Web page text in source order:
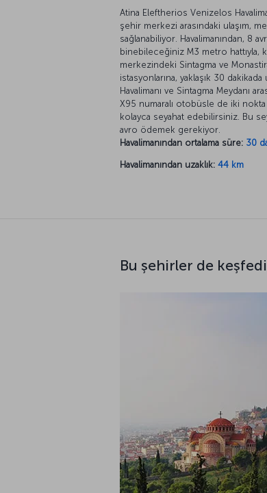
Atina Eleftherios Venizelos
şehir merkezi arasındaki ulaşım,
sağlanabiliyor. Havalimanından, 8
binebileceğiniz M3 metro hattıyla,
merkezindeki Sintagma ve
istasyonlarına, yaklaşık 30
Havalimanı ve Sintagma Meydanı
X95 numaralı otobüsle de iki nokta
kolayca seyahat edebilirsiniz. Bu
avro ödemek gerekiyor.
Havalimanından ortalama süre: 30
Havalimanından uzaklık: 44 km
Bu şehirler de